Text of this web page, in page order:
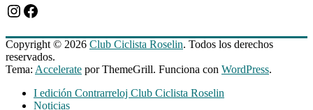
Instagram
Facebook
Copyright © 2026 Club Ciclista Roselin. Todos los derechos
reservados.
Tema: Accelerate por ThemeGrill. Funciona con WordPress.
I edición Contrarreloj Club Ciclista Roselin
Noticias